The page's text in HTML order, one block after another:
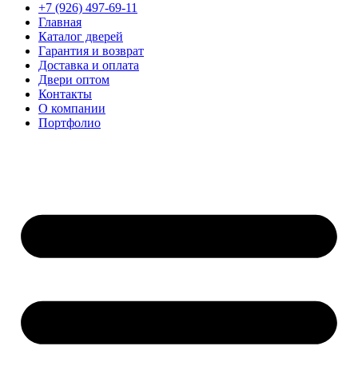
+7 (926) 497-69-11
Главная
Каталог дверей
Гарантия и возврат
Доставка и оплата
Двери оптом
Контакты
О компании
Портфолио